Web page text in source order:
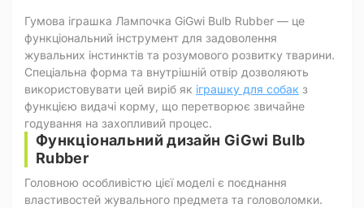
Гумова іграшка Лампочка GiGwi Bulb Rubber — це
функціональний інструмент для задоволення
жувальних інстинктів та розумового розвитку тварини.
Спеціальна форма та внутрішній отвір дозволяють
використовувати цей виріб як іграшку для собак з
функцією видачі корму, що перетворює звичайне
годування на захопливий процес.
Функціональний дизайн GiGwi Bulb
Rubber
Головною особливістю цієї моделі є поєднання
властивостей жувального предмета та головоломки.